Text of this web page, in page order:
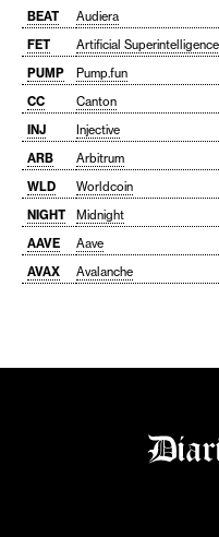
BEAT Audiera
FET
Artificial
PUMP
Pump.fun
CC
Canton
INJ
Injective
ARB
Arbitrum
WLD
Worldcoin
NIGHT
Midnight
AAVE
Aave
AVAX
Avalanche